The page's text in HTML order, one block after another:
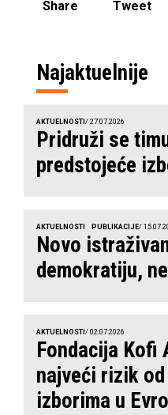
Share
Tweet
Najaktuelnije
AKTUELNOSTI / 27.07.2026
Pridruži se
predstojeće
AKTUELNOSTI PUBLIKACIJE/
Novo
demokratiju,
AKTUELNOSTI / 02.07.2026
Fondacija Kofi
najveći rizik
izborima u